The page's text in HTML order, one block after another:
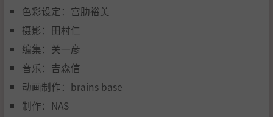
色彩设定：宫肋裕美
摄影：田村仁
编集：关一彦
音乐：吉森信
动画制作：brains base
制作：NAS